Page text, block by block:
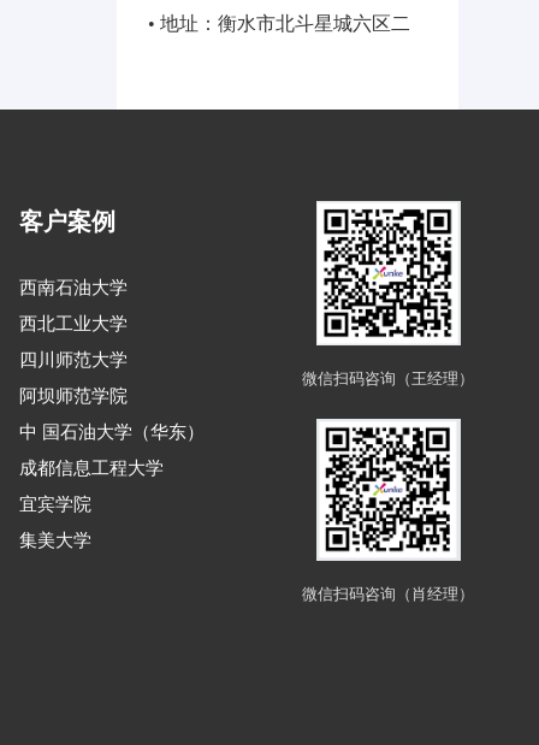
• 地址：衡水市北斗星城六区二
客户案例
西南石油大学
西北工业大学
四川师范大学
阿坝师范学院
中 国石油大学（华东）
成都信息工程大学
宜宾学院
集美大学
微信扫码咨询（王经理）
微信扫码咨询（肖经理）